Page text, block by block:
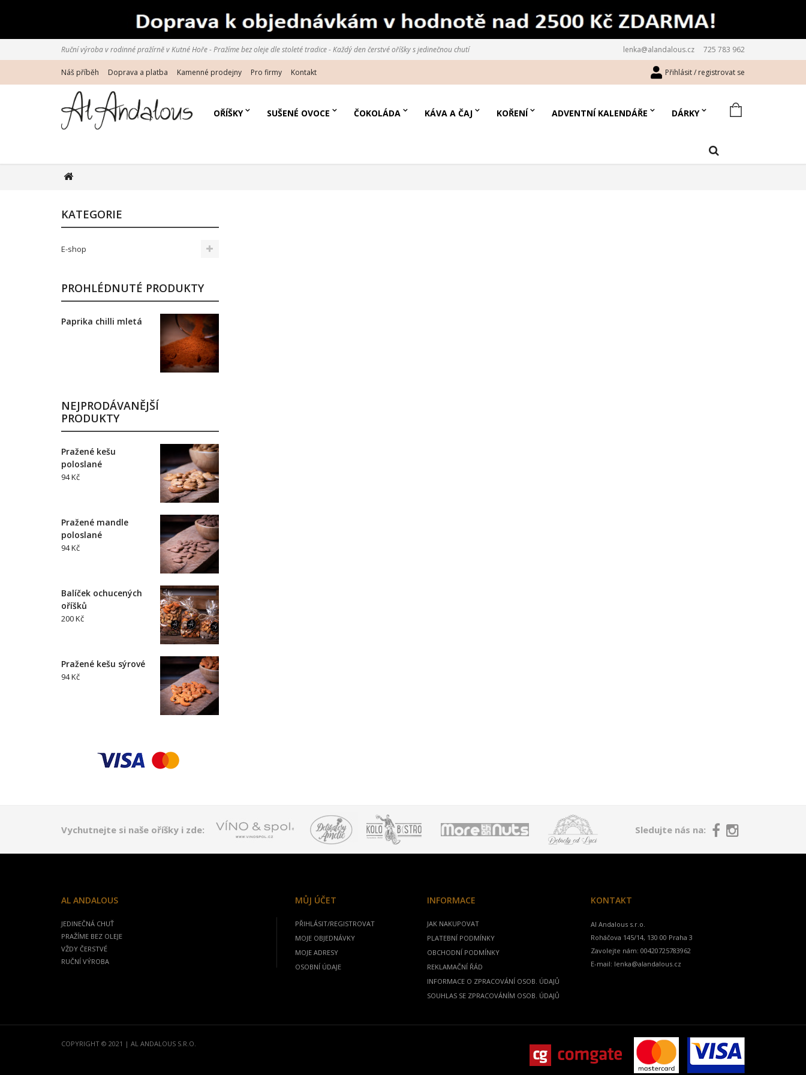
lenka@alandalous.cz 725 783 962
Ruční výroba v rodinné pražírně v Kutné Hoře - Pražíme bez oleje dle stoleté tradice - Každý den čerstvé oříšky s jedinečnou chutí
Přihlásit / registrovat se
Náš příběh Doprava a platba Kamenné prodejny Pro firmy Kontakt
OŘÍŠKY SUŠENÉ OVOCE ČOKOLÁDA KÁVA A ČAJ KOŘENÍ ADVENTNÍ KALENDÁŘE DÁRKY
KATEGORIE
E-shop
PROHLÉDNUTÉ PRODUKTY
Paprika chilli mletá
NEJPRODÁVANĚJŠÍ
PRODUKTY
Pražené kešu
poloslané
94 Kč
Pražené mandle
poloslané
94 Kč
Balíček ochucených
oříšků
200 Kč
Pražené kešu sýrové
94 Kč
Vychutnejte si naše oříšky i zde: Sledujte nás na:
AL ANDALOUS
JEDINEČNÁ CHUŤ
PRAŽÍME BEZ OLEJE
VŽDY ČERSTVÉ
RUČNÍ VÝROBA
MŮJ ÚČET
PŘIHLÁSIT/REGISTROVAT
MOJE OBJEDNÁVKY
MOJE ADRESY
OSOBNÍ ÚDAJE
INFORMACE
JAK NAKUPOVAT
PLATEBNÍ PODMÍNKY
OBCHODNÍ PODMÍNKY
REKLAMAČNÍ ŘÁD
INFORMACE O ZPRACOVÁNÍ OSOB. ÚDAJŮ
SOUHLAS SE ZPRACOVÁNÍM OSOB. ÚDAJŮ
KONTAKT
Al Andalous s.r.o.
Zavolejte nám: 00420725783962
E-mail: lenka@alandalous.cz
COPYRIGHT © 2021 | AL ANDALOUS S.R.O.